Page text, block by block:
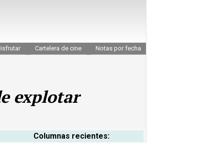
Cartelera de cine Notas por fecha
explotar
Columnas recientes: